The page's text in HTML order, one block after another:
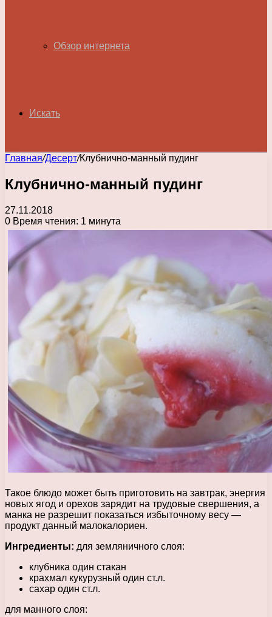
Обзор интернета
Искать
Главная/Десерт/Клубнично-манный пудинг
Клубнично-манный пудинг
27.11.2018
0 Время чтения: 1 минута
Такое блюдо может быть приготовить на завтрак, энергия
новых ягод и орехов зарядит на трудовые свершения, а
манка не разрешит показаться избыточному весу —
продукт данный малокалориен.
Ингредиенты: для земляничного слоя:
клубника один стакан
крахмал кукурузный один ст.л.
сахар один ст.л.
для манного слоя: